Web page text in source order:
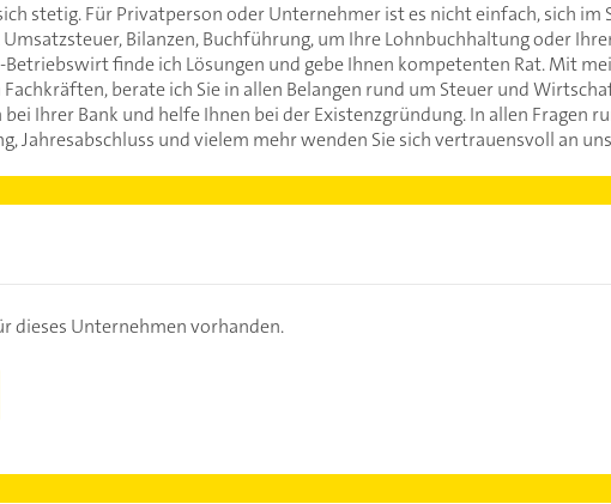
stetig. Für Privatperson oder Unternehmer ist es nicht einfach, sich
Bilanzen, Buchführung, um Ihre Lohnbuchhaltung oder
finde ich Lösungen und gebe Ihnen kompetenten Rat. Mit
berate ich Sie in allen Belangen rund um Steuer und
bei Ihrer Bank und helfe Ihnen bei der Existenzgründung. In allen Fragen
Jahresabschluss und vielem mehr wenden Sie sich vertrauensvoll an
dieses Unternehmen vorhanden.